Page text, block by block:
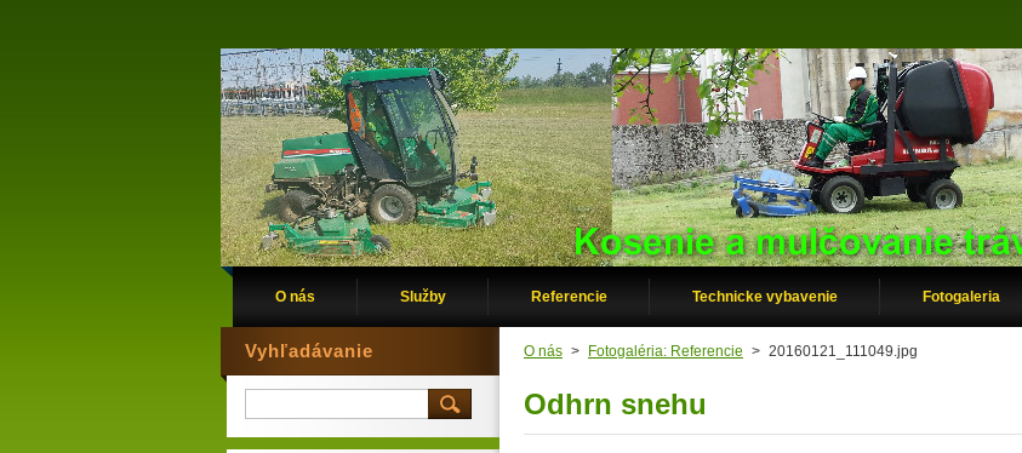
O nás Služby Referencie Technicke vybavenie Fotogaleria
O nás > Fotogaléria: Referencie > 20160121_111049.jpg
Odhrn snehu
Vyhľadávanie